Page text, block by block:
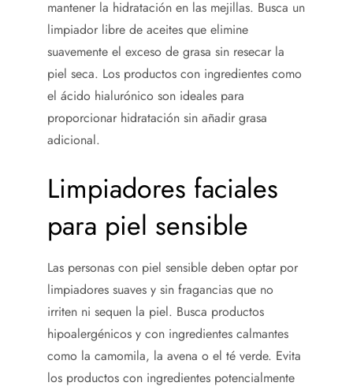
mantener la hidratación en las mejillas. Busca un
limpiador libre de aceites que elimine
suavemente el exceso de grasa sin resecar la
piel seca. Los productos con ingredientes como
el ácido hialurónico son ideales para
proporcionar hidratación sin añadir grasa
adicional.
Limpiadores faciales
para piel sensible
Las personas con piel sensible deben optar por
limpiadores suaves y sin fragancias que no
irriten ni sequen la piel. Busca productos
hipoalergénicos y con ingredientes calmantes
como la camomila, la avena o el té verde. Evita
los productos con ingredientes potencialmente